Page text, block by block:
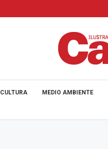
CULTURA MEDIO AMBIENTE